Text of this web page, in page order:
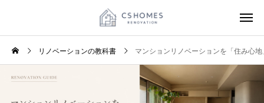
リノベーションの教科書 マンションリノベーションを「住み心